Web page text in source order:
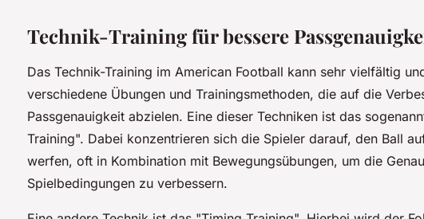
Technik-Training für bessere
Das Technik-Training im American Football kann sehr vielfältig
verschiedene Übungen und Trainingsmethoden, die auf die
Passgenauigkeit abzielen. Eine dieser Techniken ist das
Training". Dabei konzentrieren sich die Spieler darauf, den Ball
werfen, oft in Kombination mit Bewegungsübungen, um die
Spielbedingungen zu verbessern.